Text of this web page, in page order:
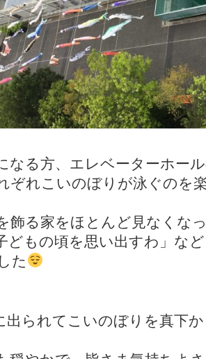
なる方、エレベーターホー
ぞれこいのぼりが泳ぐのを
飾る家をほとんど見なくな
どもの頃を思い出すわ」な
た
出られてこいのぼりを真下